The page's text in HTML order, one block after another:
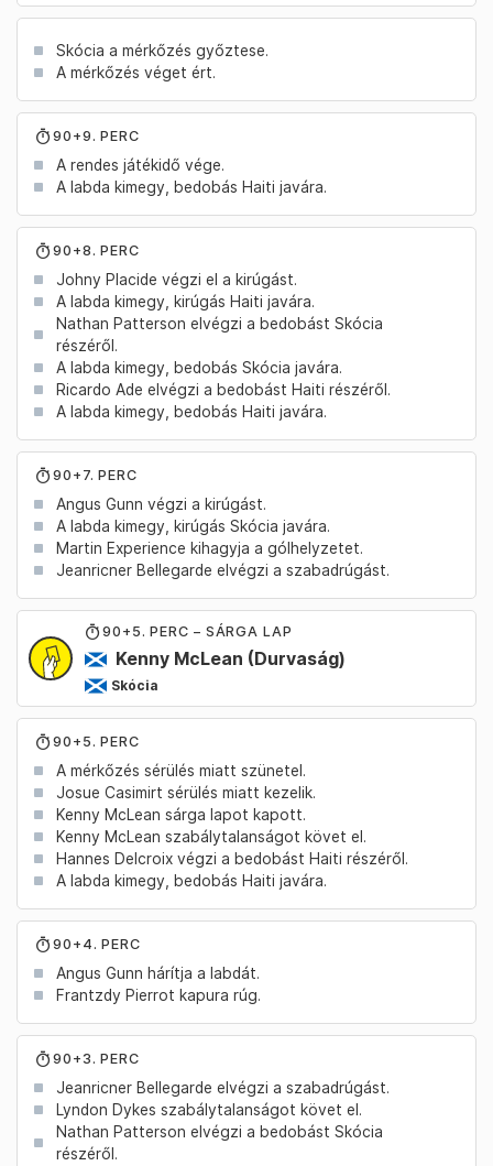
Skócia a mérkőzés győztese.
A mérkőzés véget ért.
90+9. PERC
A rendes játékidő vége.
A labda kimegy, bedobás Haiti javára.
90+8. PERC
Johny Placide végzi el a kirúgást.
A labda kimegy, kirúgás Haiti javára.
Nathan Patterson elvégzi a bedobást Skócia
részéről.
A labda kimegy, bedobás Skócia javára.
Ricardo Ade elvégzi a bedobást Haiti részéről.
A labda kimegy, bedobás Haiti javára.
90+7. PERC
Angus Gunn végzi a kirúgást.
A labda kimegy, kirúgás Skócia javára.
Martin Experience kihagyja a gólhelyzetet.
Jeanricner Bellegarde elvégzi a szabadrúgást.
90 +5. PERC – SÁRGA LAP
Kenny McLean (Durvaság)
Skócia
90+5. PERC
A mérkőzés sérülés miatt szünetel.
Josue Casimirt sérülés miatt kezelik.
Kenny McLean sárga lapot kapott.
Kenny McLean szabálytalanságot követ el.
Hannes Delcroix végzi a bedobást Haiti részéről.
A labda kimegy, bedobás Haiti javára.
90+4. PERC
Angus Gunn hárítja a labdát.
Frantzdy Pierrot kapura rúg.
90+3. PERC
Jeanricner Bellegarde elvégzi a szabadrúgást.
Lyndon Dykes szabálytalanságot követ el.
Nathan Patterson elvégzi a bedobást Skócia
részéről.